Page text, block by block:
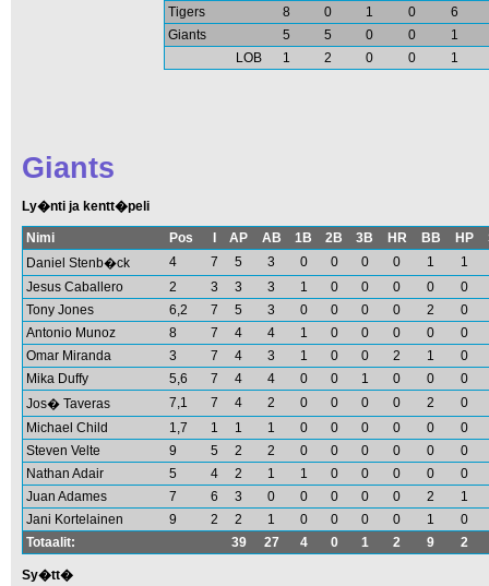
Tigers
8 0 1 0
6
Giants
5 5 0 0
1
LOB
1 2 0 0 1
Giants
Ly�nti ja kentt�peli
Nimi Pos AP AB 1B 2B 3B HR BB HP
Daniel Stenb�ck
4 7 5 3 0 0 0 0 1
1
Jesus Caballero
2 3 3 3 1 0 0 0 0
0
Tony Jones
6,2 7 5 3 0 0 0 0 2
0
Antonio Munoz
8 7 4 4 1 0 0 0 0
0
Omar Miranda
3 7 4 3 1 0 0 2 1
0
Mika Duffy
5,6 7 4 4 0 0 1 0 0
0
Jos� Taveras
7,1 7 4 2 0 0 0 0 2
0
Michael Child
1,7 1 1 1 0 0 0 0 0
0
Steven Velte
9 5 2 2 0 0 0 0 0
0
Nathan Adair
5 4 2 1 1 0 0 0 0
0
Juan Adames
7 6 3 0 0 0 0 0 2
1
Jani Kortelainen
9 2 2 1 0 0 0 0 1
0
Totaalit:
39 27 4 0 1 2 9 2
Sy�tt�